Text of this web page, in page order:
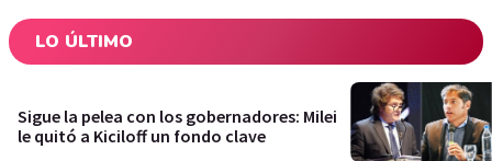
LO ÚLTIMO
Sigue la pelea con los gobernadores: Milei
le quitó a Kiciloff un fondo clave